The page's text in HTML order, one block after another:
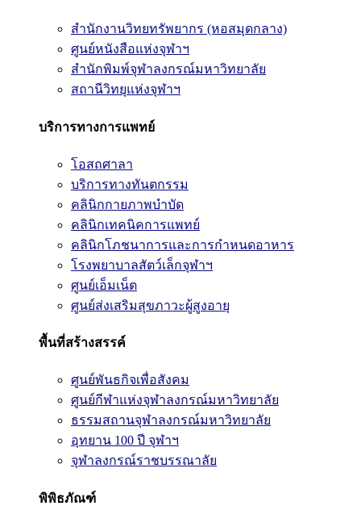
สำนักงานวิทยทรัพยากร (หอสมุดกลาง)
ศูนย์หนังสือแห่งจุฬาฯ
สำนักพิมพ์จุฬาลงกรณ์มหาวิทยาลัย
สถานีวิทยุแห่งจุฬาฯ
บริการทางการแพทย์
โอสถศาลา
บริการทางทันตกรรม
คลินิกกายภาพบำบัด
คลินิกเทคนิคการแพทย์
คลินิกโภชนาการและการกำหนดอาหาร
โรงพยาบาลสัตว์เล็กจุฬาฯ
ศูนย์เอ็มเน็ต
ศูนย์ส่งเสริมสุขภาวะผู้สูงอายุ
พื้นที่สร้างสรรค์
ศูนย์พันธกิจเพื่อสังคม
ศูนย์กีฬาแห่งจุฬาลงกรณ์มหาวิทยาลัย
ธรรมสถานจุฬาลงกรณ์มหาวิทยาลัย
อุทยาน 100 ปี จุฬาฯ
จุฬาลงกรณ์ราชบรรณาลัย
พิพิธภัณฑ์